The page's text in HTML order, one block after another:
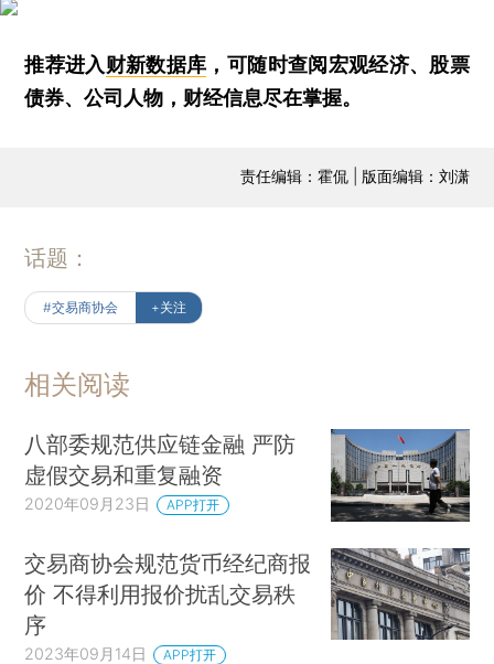
推荐进入财新数据库 ，可随时查阅宏观经济、股票
债券、公司人物，财经信息尽在掌握。
责任编辑：霍侃 | 版面编辑：刘潇
话题：
#交易商协会 +关注
相关阅读
八部委规范供应链金融 严防
虚假交易和重复融资
2020年09月23日 APP打开
交易商协会规范货币经纪商报
价 不得利用报价扰乱交易秩
序
2023年09月14日 APP打开